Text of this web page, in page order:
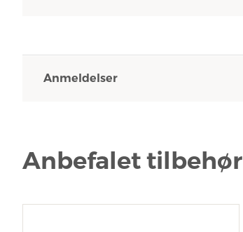
Anmeldelser
Anbefalet tilbehør